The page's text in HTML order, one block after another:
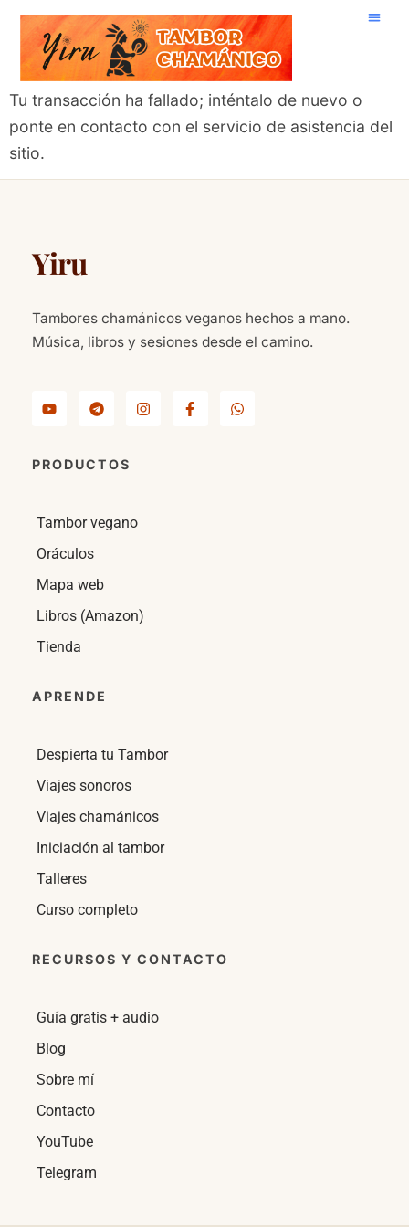
Tu transacción ha fallado; inténtalo de nuevo o
ponte en contacto con el servicio de asistencia del
sitio.
Yiru
Tambores chamánicos veganos hechos a mano.
Música, libros y sesiones desde el camino.
PRODUCTOS
Tambor vegano
Oráculos
Mapa web
Libros (Amazon)
Tienda
APRENDE
Despierta tu Tambor
Viajes sonoros
Viajes chamánicos
Iniciación al tambor
Talleres
Curso completo
RECURSOS Y CONTACTO
Guía gratis + audio
Blog
Sobre mí
Contacto
YouTube
Telegram